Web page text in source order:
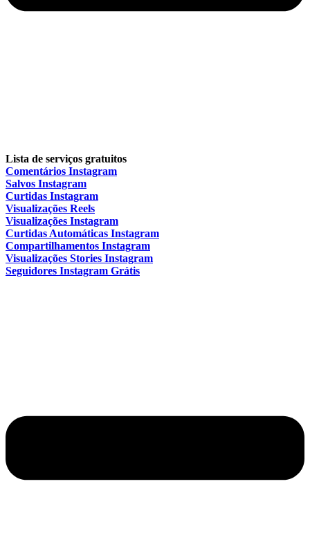
Lista de serviços gratuitos
Comentários Instagram
Salvos Instagram
Curtidas Instagram
Visualizações Reels
Visualizações Instagram
Curtidas Automáticas Instagram
Compartilhamentos Instagram
Visualizações Stories Instagram
Seguidores Instagram Grátis